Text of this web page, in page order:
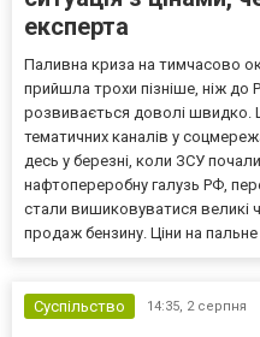
експерта
Паливна криза на тимчасово
прийшла трохи пізніше, ніж до
розвивається доволі швидко.
тематичних каналів у
десь у березні, коли ЗСУ
нафтопереробну галузь РФ,
стали вишиковуватися великі
продаж бензину. Ціни на
Суспільство 14:35, 2 серпня